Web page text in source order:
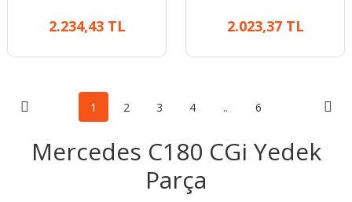
2.234,43 TL 2.023,37 TL
1 2 3 4 .. 6
Mercedes C180 CGi Yedek
Parça